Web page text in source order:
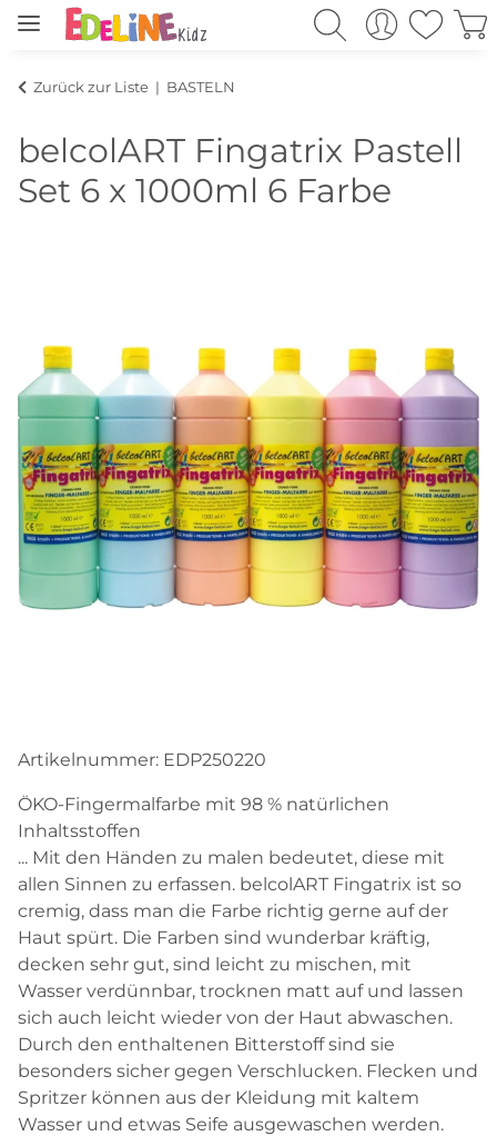
Zurück zur Liste BASTELN
belcolART Fingatrix Pastell
Set 6 x 1000ml 6 Farbe
Artikelnummer: EDP250220
ÖKO-Fingermalfarbe mit 98 % natürlichen
Inhaltsstoffen
... Mit den Händen zu malen bedeutet, diese mit
allen Sinnen zu erfassen. belcolART Fingatrix ist so
cremig, dass man die Farbe richtig gerne auf der
Haut spürt. Die Farben sind wunderbar kräftig,
decken sehr gut, sind leicht zu mischen, mit
Wasser verdünnbar, trocknen matt auf und lassen
sich auch leicht wieder von der Haut abwaschen.
Durch den enthaltenen Bitterstoff sind sie
besonders sicher gegen Verschlucken. Flecken und
Spritzer können aus der Kleidung mit kaltem
Wasser und etwas Seife ausgewaschen werden.